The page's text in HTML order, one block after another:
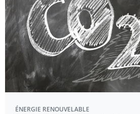
ÉNERGIE RENOUVELABLE